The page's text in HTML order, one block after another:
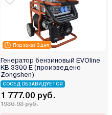
Под заказ 3 дня
Генератор бензиновый EVOline
KB 3300 E (произведено
Zongshen)
СОСЕД ОБЗАВИДУЕТСЯ
1 777.00 руб.
1936.93 руб.